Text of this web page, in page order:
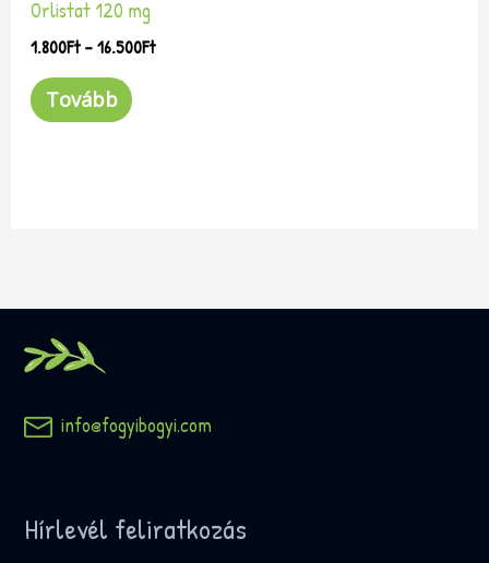
Orlistat 120 mg
1.800Ft –16.500Ft
Tovább
info@fogyibogyi.com
Hírlevél feliratkozás